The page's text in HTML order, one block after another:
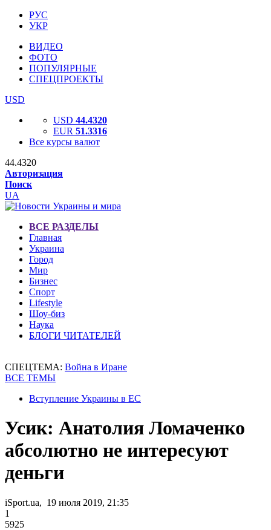
РУС
УКР
ВИДЕО
ФОТО
ПОПУЛЯРНЫЕ
СПЕЦПРОЕКТЫ
USD
USD 44.4320
EUR 51.3316
Все курсы валют
44.4320
Авторизация
Поиск
UA
ВСЕ РАЗДЕЛЫ
Главная
Украина
Город
Мир
Бизнес
Спорт
Lifestyle
Шоу-биз
Наука
БЛОГИ ЧИТАТЕЛЕЙ
СПЕЦТЕМА: Война в Иране
ВСЕ ТЕМЫ
Вступление Украины в ЕС
Усик: Анатолия Ломаченко
абсолютно не интересуют
деньги
iSport.ua, 19 июля 2019, 21:35
1
5925